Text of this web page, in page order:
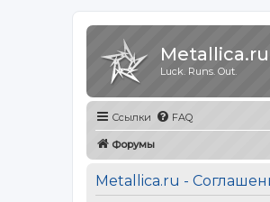
Metallica.ru
Luck. Runs. Out.
Ссылки FAQ
Форумы
Metallica.ru -